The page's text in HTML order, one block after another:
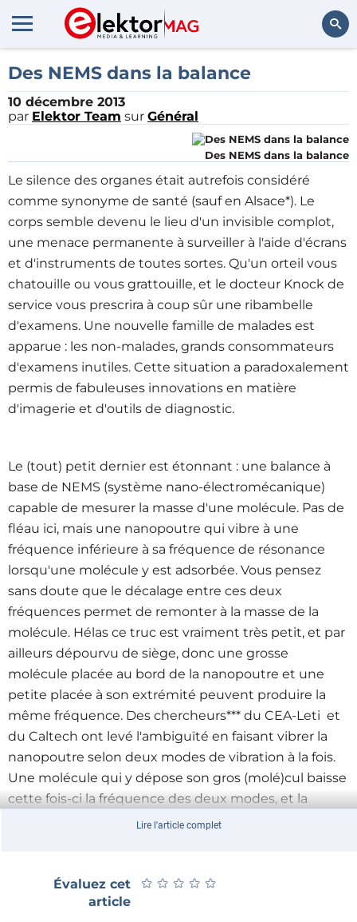
Des NEMS dans la balance
10 décembre 2013
par Elektor Team sur Général
Des NEMS dans la balance
Le silence des organes était autrefois considéré
comme synonyme de santé (sauf en Alsace*). Le
corps semble devenu le lieu d'un invisible complot,
une menace permanente à surveiller à l'aide d'écrans
et d'instruments de toutes sortes. Qu'un orteil vous
chatouille ou vous grattouille, et le docteur Knock de
service vous prescrira à coup sûr une ribambelle
d'examens. Une nouvelle famille de malades est
apparue : les non-malades, grands consommateurs
d'examens inutiles. Cette situation a paradoxalement
permis de fabuleuses innovations en matière
d'imagerie et d'outils de diagnostic.
Le (tout) petit dernier est étonnant : une balance à
base de NEMS (système nano-électromécanique)
capable de mesurer la masse d'une molécule. Pas de
fléau ici, mais une nanopoutre qui vibre à une
fréquence inférieure à sa fréquence de résonance
lorsqu'une molécule y est adsorbée. Vous pensez
sans doute que le décalage entre ces deux
fréquences permet de remonter à la masse de la
molécule. Hélas ce truc est vraiment très petit, et par
ailleurs dépourvu de siège, donc une grosse
molécule placée au bord de la nanopoutre et une
petite placée à son extrémité peuvent produire la
même fréquence. Des chercheurs*** du CEA-Leti et
du Caltech ont levé l'ambiguïté en faisant vibrer la
nanopoutre selon deux modes de vibration à la fois.
Une molécule qui y dépose son gros (molé)cul baisse
cette fois-ci la fréquence des deux modes, et la
connaissance de ces deux décalages permet de
Précise au zeptogramme** près, donc capable
Lire l'article complet
Évaluez cet
article
★ ★ ★ ★ ★
★ ★ ★ ★ ★